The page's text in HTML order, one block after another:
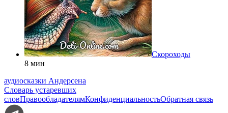
Скороходы
8 мин
аудиосказки Андерсена
Словарь устаревших
словПравообладателямКонфиденциальностьОбратная связь